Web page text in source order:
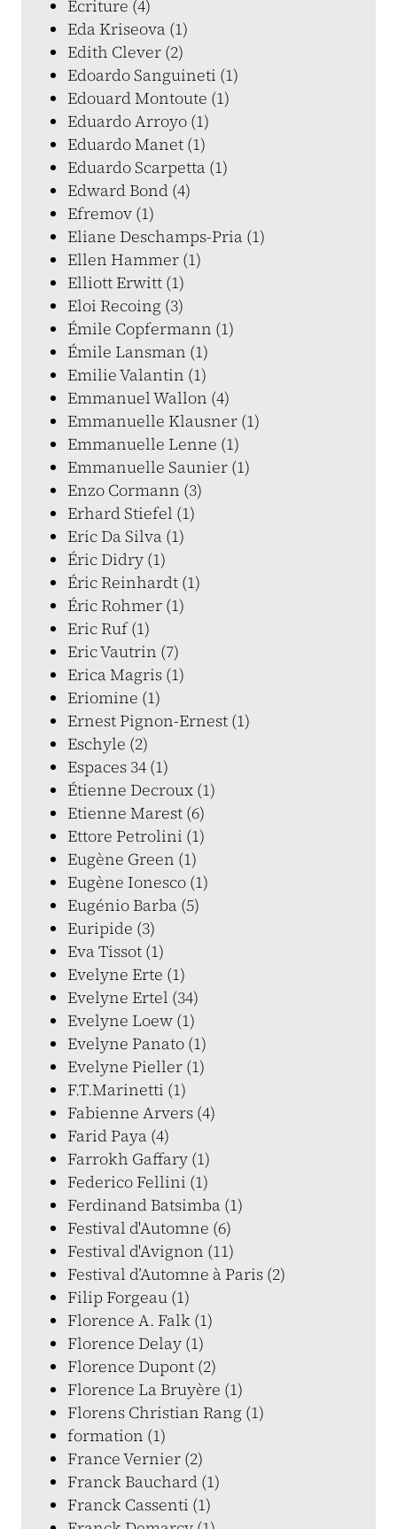
Écriture (4)
Eda Kriseova (1)
Edith Clever (2)
Edoardo Sanguineti (1)
Edouard Montoute (1)
Eduardo Arroyo (1)
Eduardo Manet (1)
Eduardo Scarpetta (1)
Edward Bond (4)
Efremov (1)
Eliane Deschamps-Pria (1)
Ellen Hammer (1)
Elliott Erwitt (1)
Eloi Recoing (3)
Émile Copfermann (1)
Émile Lansman (1)
Emilie Valantin (1)
Emmanuel Wallon (4)
Emmanuelle Klausner (1)
Emmanuelle Lenne (1)
Emmanuelle Saunier (1)
Enzo Cormann (3)
Erhard Stiefel (1)
Eric Da Silva (1)
Éric Didry (1)
Éric Reinhardt (1)
Éric Rohmer (1)
Eric Ruf (1)
Eric Vautrin (7)
Erica Magris (1)
Eriomine (1)
Ernest Pignon-Ernest (1)
Eschyle (2)
Espaces 34 (1)
Étienne Decroux (1)
Etienne Marest (6)
Ettore Petrolini (1)
Eugène Green (1)
Eugène Ionesco (1)
Eugénio Barba (5)
Euripide (3)
Eva Tissot (1)
Evelyne Erte (1)
Evelyne Ertel (34)
Evelyne Loew (1)
Evelyne Panato (1)
Evelyne Pieller (1)
F.T.Marinetti (1)
Fabienne Arvers (4)
Farid Paya (4)
Farrokh Gaffary (1)
Federico Fellini (1)
Ferdinand Batsimba (1)
Festival d'Automne (6)
Festival d'Avignon (11)
Festival d’Automne à Paris (2)
Filip Forgeau (1)
Florence A. Falk (1)
Florence Delay (1)
Florence Dupont (2)
Florence La Bruyère (1)
Florens Christian Rang (1)
formation (1)
France Vernier (2)
Franck Bauchard (1)
Franck Cassenti (1)